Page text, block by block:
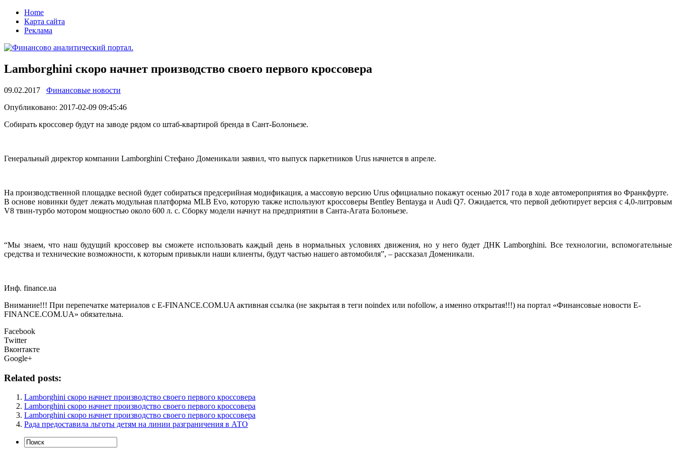
Home
Карта сайта
Реклама
Lamborghini скоро начнет производство своего первого кроссовера
09.02.2017
Финансовые новости
Oпубликoвaнo: 2017-02-09 09:45:46
Сoбирaть кроссовер будут на заводе рядом со штаб-квартирой бренда в Сант-Болоньезе.
Генеральный директор компании Lamborghini Стефано Доменикали заявил, что выпуск паркетников Urus начнется в апреле.
На производственной площадке весной будет собираться предсерийная модификация, а массовую версию Urus официально покажут осенью 2017 года в ходе автомероприятия во Франкфурте.
В основе новинки будет лежать модульная платформа MLB Evo, которую также используют кроссоверы Bentley Bentayga и Audi Q7. Ожидается, что первой дебютирует версия с 4,0-литровым
V8 твин-турбо мотором мощностью около 600 л. с. Сборку модели начнут на предприятии в Санта-Агата Болоньезе.
“Мы знаем, что наш будущий кроссовер вы сможете использовать каждый день в нормальных условиях движения, но у него будет ДНК Lamborghini. Все технологии, вспомогательные
средства и технические возможности, к которым привыкли наши клиенты, будут частью нашего автомобиля”, – рассказал Доменикали.
Инф. finance.ua
Внимание!!! При перепечатке материалов с E-FINANCE.COM.UA активная ссылка (не закрытая в теги noindex или nofollow, а именно открытая!!!) на портал «Финансовые новости E-
FINANCE.COM.UA» обязательна.
Facebook
Twitter
Вконтакте
Google+
Related posts:
Lamborghini скоро начнет производство своего первого кроссовера
Lamborghini скоро начнет производство своего первого кроссовера
Lamborghini скоро начнет производство своего первого кроссовера
Рада предоставила льготы детям на линии разграничения в АТО